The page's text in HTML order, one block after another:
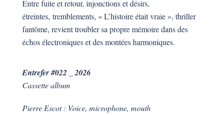
Entre fuite et retour, injonctions et désirs,
étreintes, tremblements, « L’histoire était vraie », thriller
fantôme, revient troubler sa propre mémoire dans des
échos électroniques et des montées harmoniques.
Entrefer #022 _ 2026
Cassette album
Pierre Escot : Voice, microphone, mouth